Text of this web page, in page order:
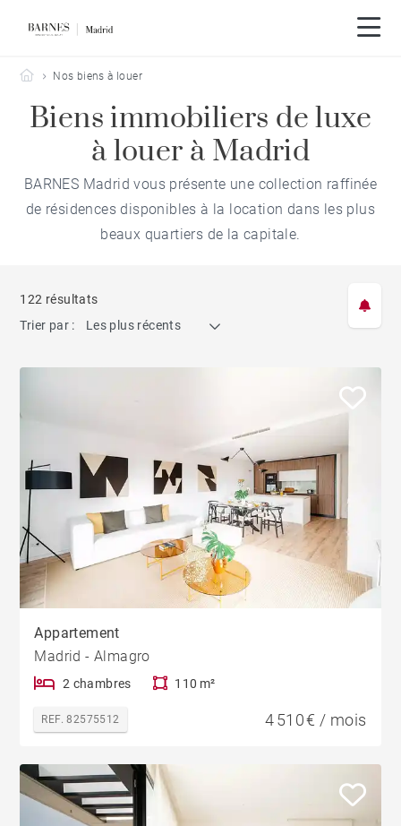
Barnes Madrid
Nos biens à louer
Biens immobiliers de luxe
à louer à Madrid
BARNES Madrid vous présente une collection raffinée
de résidences disponibles à la location dans les plus
beaux quartiers de la capitale.
122 résultats
Trier par :
Les plus récents
Appartement
Madrid - Almagro
2 chambres 110 m²
REF. 82575512 4 510 € / mois